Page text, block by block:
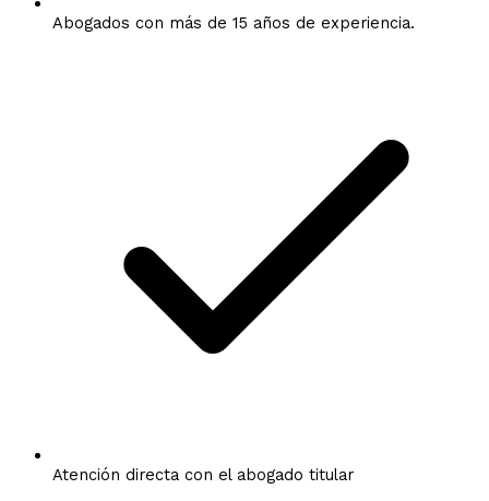
Abogados con más de 15 años de experiencia.
Atención directa con el abogado titular